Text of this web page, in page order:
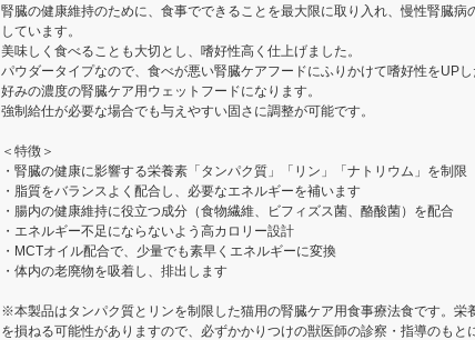
腎臓の健康維持のために、食事でできることを最大限に取り入れ、慢性腎臓病
しています。
美味しく食べることも大切とし、嗜好性高く仕上げました。
パウダータイプなので、食べが悪い腎臓ケアフードにふりかけて嗜好性をUP
好みの濃度の腎臓ケア用ウェットフードになります。
強制給仕が必要な場合でも与えやすい固さに調整が可能です。
＜特徴＞
・腎臓の健康に影響する栄養素「タンパク質」「リン」「ナトリウム」を制限
・脂質をバランスよく配合し、必要なエネルギーを補います
・腸内の健康維持に役立つ成分（食物繊維、ビフィズス菌、酪酸菌）を配合
・エネルギー不足にならないよう高カロリー設計
・MCTオイル配合で、少量でも素早くエネルギーに変換
・体内の老廃物を吸着し、排出します
※本製品はタンパク質とリンを制限した猫用の腎臓ケア用食事療法食です。栄
を損ねる可能性がありますので、必ずかかりつけの獣医師の診察・指導のもと